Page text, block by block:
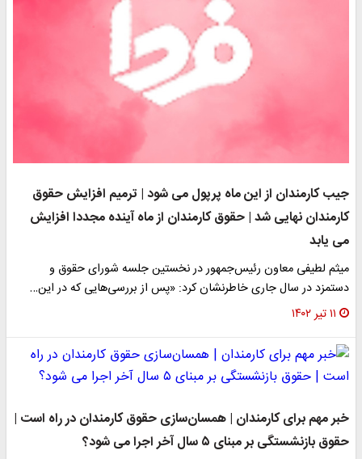
جیب کارمندان از این ماه پرپول می شود | ترمیم افزایش حقوق
کارمندان نهایی شد | حقوق کارمندان از ماه آینده مجددا افزایش
می یابد
میثم لطیفی معاون رئیس‌جمهور در نخستین جلسه شورای حقوق و
دستمزد در سال جاری خاطرنشان کرد: «پس از بررسی‌هایی که در این…
۱۱ تیر ۱۴۰۲
خبر مهم برای کارمندان | همسان‌سازی حقوق کارمندان در راه است |
حقوق بازنشستگی بر مبنای ۵ سال آخر اجرا می شود؟